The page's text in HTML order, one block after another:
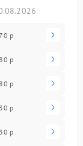
р
р
р
р
р